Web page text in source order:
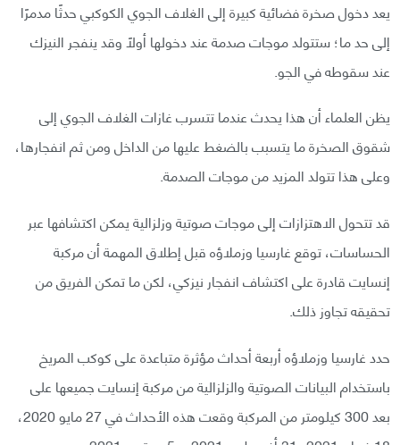
يعد دخول صخرة فضائية كبيرة إلى الغلاف الجوي الكوكبي حدثًا مدمرًا
إلى حد ما؛ ستتولد موجات صدمة عند دخولها أولًا وقد ينفجر النيزك
عند سقوطه في الجو.
يظن العلماء أن هذا يحدث عندما تتسرب غازات الغلاف الجوي إلى
شقوق الصخرة ما يتسبب بالضغط عليها من الداخل ومن ثم انفجارها،
وعلى هذا تتولد المزيد من موجات الصدمة.
قد تتحول الاهتزازات إلى موجات صوتية وزلزالية يمكن اكتشافها عبر
الحساسات، توقع غارسيا وزملاؤه قبل إطلاق المهمة أن مركبة
إنسايت قادرة على اكتشاف انفجار نيزكي، لكن ما تمكن الفريق من
تحقيقه تجاوز ذلك.
حدد غارسيا وزملاؤه أربعة أحداث مؤثرة متباعدة على كوكب المريخ
باستخدام البيانات الصوتية والزلزالية من مركبة إنسايت جميعها على
بعد 300 كيلومتر من المركبة وقعت هذه الأحداث في 27 مايو 2020،